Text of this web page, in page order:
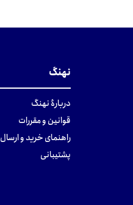
نهنگ
دربارهٔ نهنگ
قوانین و مقررات
راهنمای خرید و ارسال
پشتیبانی